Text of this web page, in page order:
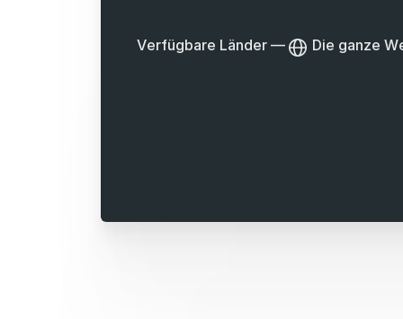
Verfügbare Länder — Die ganze